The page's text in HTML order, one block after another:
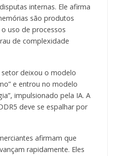
internas. Ele afirma
são produtos
uso de processos
de complexidade
deixou o modelo
e entrou no modelo
impulsionado pela IA. A
deve se espalhar por
afirmam que
rapidamente. Eles